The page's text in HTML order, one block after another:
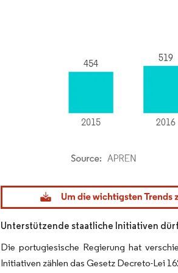
Bild © Mordor Intelligence. Wiederverwendung
Unterstützende staatliche Initiativen
Die portugiesische Regierung hat
Initiativen zählen das Gesetz Decreto-Lei